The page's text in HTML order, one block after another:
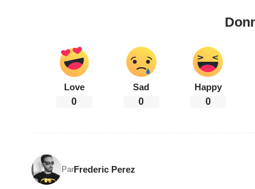
Love
0
Sad
0
Happy
0
ParFrederic Perez